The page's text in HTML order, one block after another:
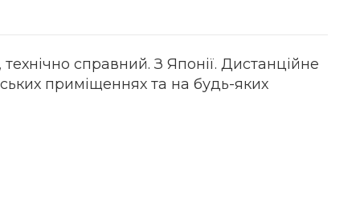
справний. З Японії. Дистанційне
приміщеннях та на будь-яких